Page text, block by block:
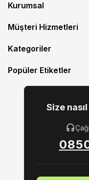
Kurumsal
Müşteri Hizmetleri
Kategoriler
Popüler Etiketler
Size